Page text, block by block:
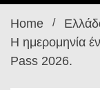
Home
Η ημερομηνία
Pass 2026.